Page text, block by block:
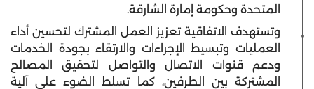
المتحدة وحكومة إمارة الشارقة.
وتستهدف الاتفاقية تعزيز العمل المشترك لتحسين أداء
العمليات وتبسيط الإجراءات والارتقاء بجودة الخدمات
ودعم قنوات الاتصال والتواصل لتحقيق المصالح
المشتركة بين الطرفين، كما تسلط الضوء على آلية